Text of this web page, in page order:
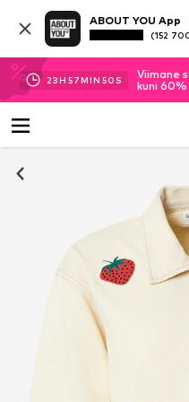
ABOUT YOU App
(152
23H 57MIN 49 S
Viimane
kuni